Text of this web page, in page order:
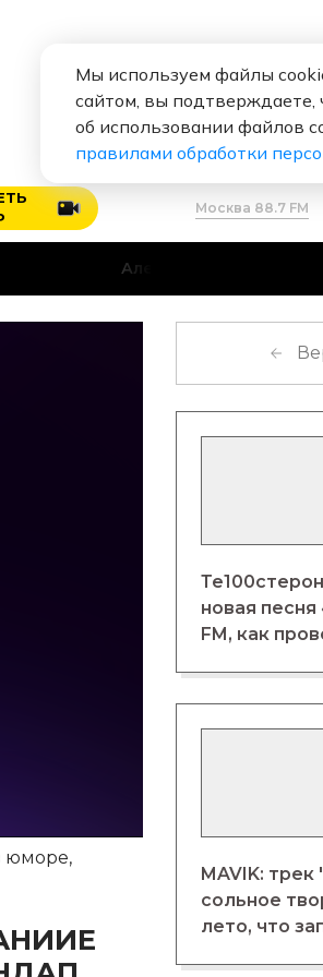
Москва 88.7 FM
Алексей Воробьев
юморе,
новая
FM, как
MAVIK:
сольное
лето, что
Мы используем файлы
сайтом, вы
об использовании файлов
правилами обработки